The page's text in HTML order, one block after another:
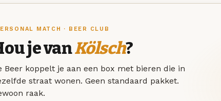
MATCH · BEER CLUB
je vanKölsch?
Beer koppelt je aan een box met bieren die in
straat wonen. Geen standaard pakket.
raak.